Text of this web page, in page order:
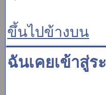
ขึ้นไปข้างบน
ฉันเคยเข้าสู่